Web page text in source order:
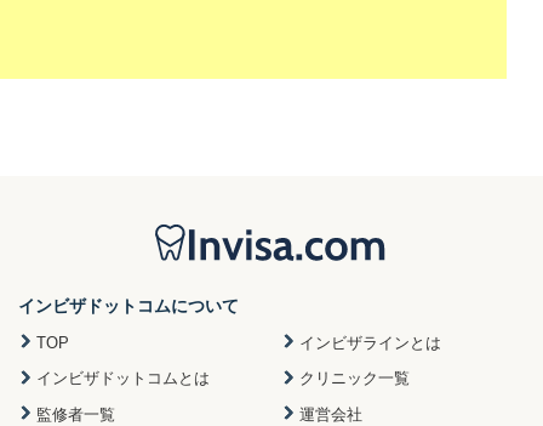
インビザドットコムについて
TOP
インビザラインとは
インビザドットコムとは
クリニック一覧
監修者一覧
運営会社